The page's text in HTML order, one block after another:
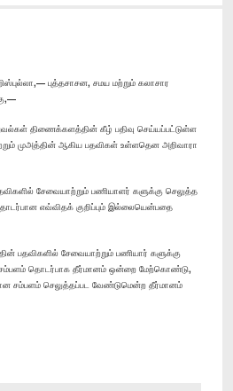
புத்தசாசன, சமய மற்றும் கலாசார
திணைக்களத்தின் கீழ் பதிவு செய்யப்பட்டுள்ள
முஅத்தின் ஆகிய பதவிகள் உள்ளதென அறிவாரா
சேவையாற்றும் பணியாளர் களுக்கு செலுத்த
எவ்விதக் குறிப்பும் இல்லையென்பதை
பதவிகளில் சேவையாற்றும் பணியார் களுக்கு
தொடர்பாக தீர்மானம் ஒன்றை மேற்கொண்டு,
சம்பளம் செலுத்தப்பட வேண்டுமென்ற தீர்மானம்